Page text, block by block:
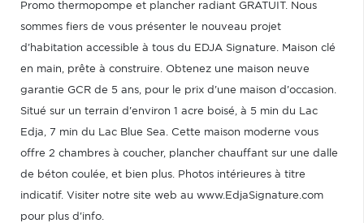
Promo thermopompe et plancher radiant GRATUIT. Nous
sommes fiers de vous présenter le nouveau projet
d'habitation accessible à tous du EDJA Signature. Maison clé
en main, prête à construire. Obtenez une maison neuve
garantie GCR de 5 ans, pour le prix d'une maison d'occasion.
Situé sur un terrain d'environ 1 acre boisé, à 5 min du Lac
Edja, 7 min du Lac Blue Sea. Cette maison moderne vous
offre 2 chambres à coucher, plancher chauffant sur une dalle
de béton coulée, et bien plus. Photos intérieures à titre
indicatif. Visiter notre site web au www.EdjaSignature.com
pour plus d'info.